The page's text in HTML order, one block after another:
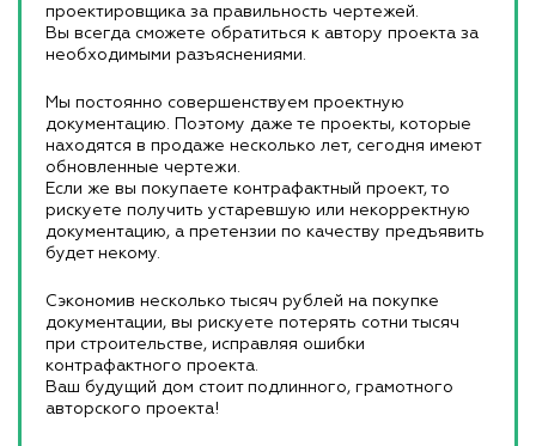
проектировщика за правильность чертежей.
Вы всегда сможете обратиться к автору проекта за
необходимыми разъяснениями.
Мы постоянно совершенствуем проектную
документацию. Поэтому даже те проекты, которые
находятся в продаже несколько лет, сегодня имеют
обновленные чертежи.
Если же вы покупаете контрафактный проект, то
рискуете получить устаревшую или некорректную
документацию, а претензии по качеству предъявить
будет некому.
Сэкономив несколько тысяч рублей на покупке
документации, вы рискуете потерять сотни тысяч
при строительстве, исправляя ошибки
контрафактного проекта.
Ваш будущий дом стоит подлинного, грамотного
авторского проекта!